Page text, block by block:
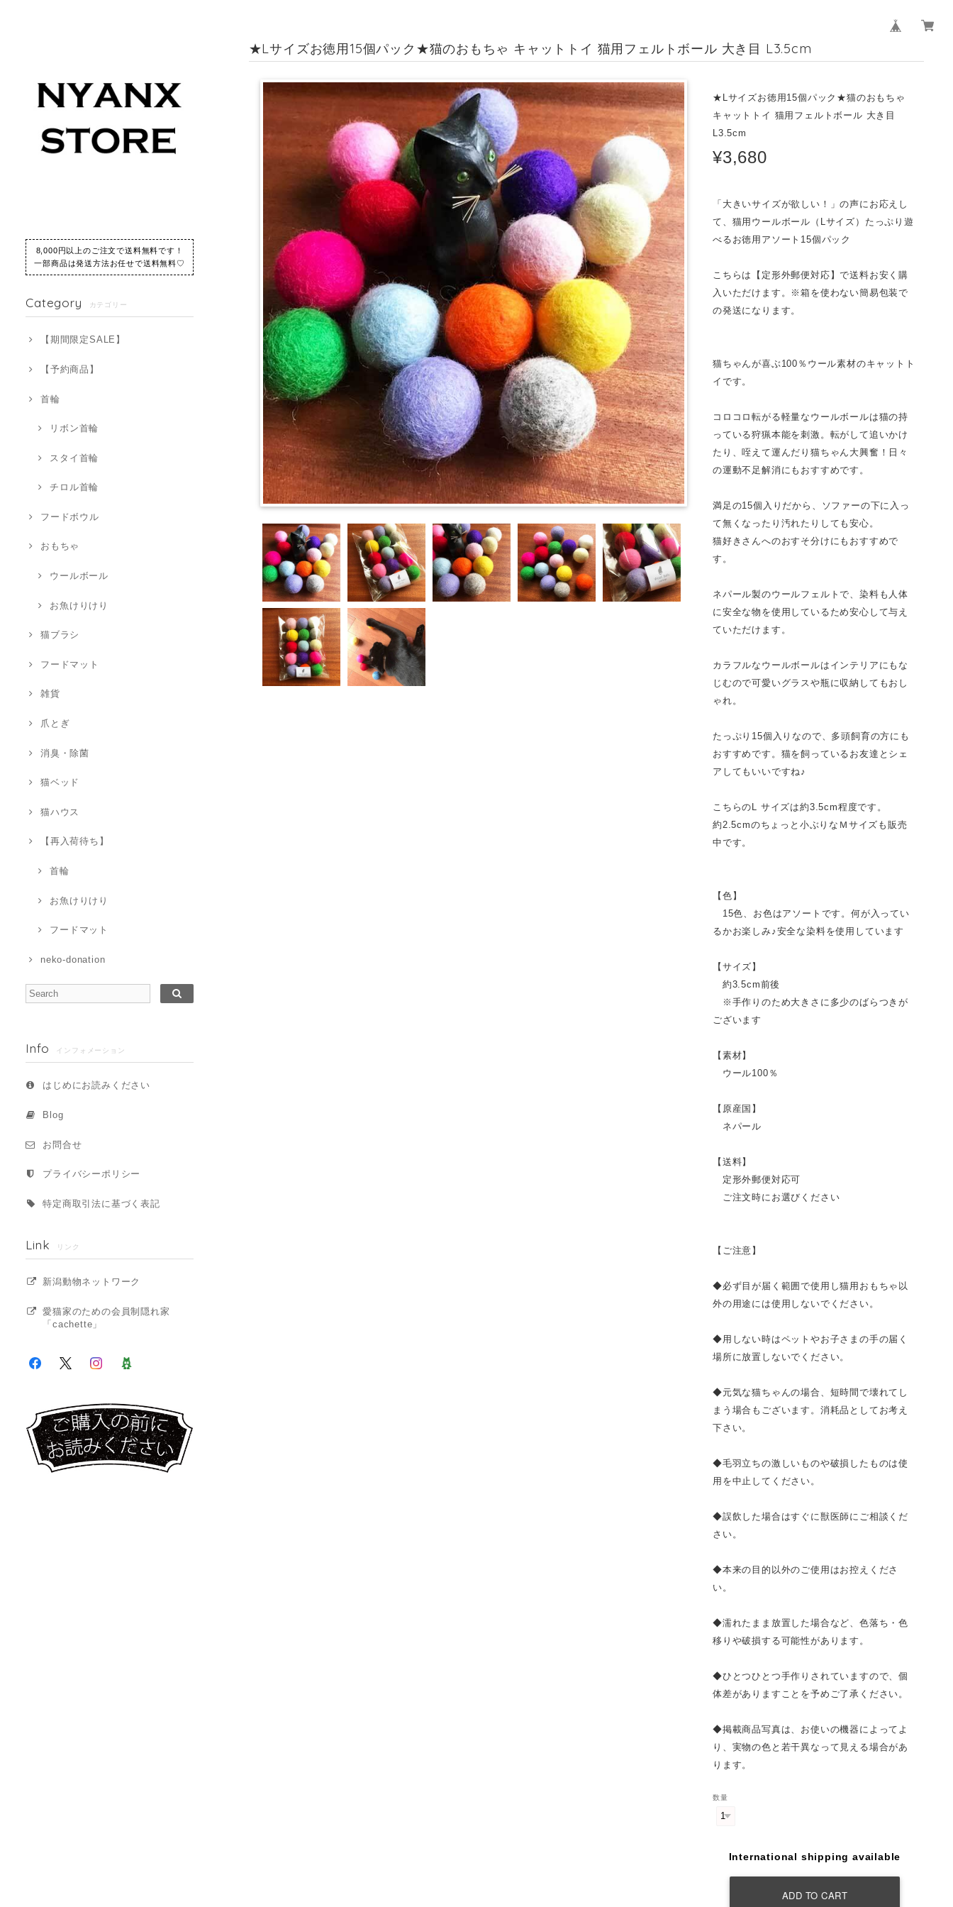
8,000円以上のご注文で送料無料です！
一部商品は発送方法お任せで送料無料♡
Category カテゴリー
【期間限定SALE】
【予約商品】
首輪
リボン首輪
スタイ首輪
チロル首輪
フードボウル
おもちゃ
ウールボール
お魚けりけり
猫ブラシ
フードマット
雑貨
爪とぎ
消臭・除菌
猫ベッド
猫ハウス
【再入荷待ち】
首輪
お魚けりけり
フードマット
neko-donation
Info インフォメーション
はじめにお読みください
Blog
お問合せ
プライバシーポリシー
特定商取引法に基づく表記
Link リンク
新潟動物ネットワーク
愛猫家のための会員制隠れ家
「cachette」
★Lサイズお徳用15個パック★猫のおもちゃ キャットトイ 猫用フェルトボール 大き目 L3.5cm
★Lサイズお徳用15個パック★猫のおもちゃ
キャットトイ 猫用フェルトボール 大き目
L3.5cm
¥3,680
「大きいサイズが欲しい！」の声にお応えし
て、猫用ウールボール（Lサイズ）たっぷり遊
べるお徳用アソート15個パック
こちらは【定形外郵便対応】で送料お安く購
入いただけます。※箱を使わない簡易包装で
の発送になります。
猫ちゃんが喜ぶ100％ウール素材のキャットト
イです。
コロコロ転がる軽量なウールボールは猫の持
っている狩猟本能を刺激。転がして追いかけ
たり、咥えて運んだり猫ちゃん大興奮！日々
の運動不足解消にもおすすめです。
満足の15個入りだから、ソファーの下に入っ
て無くなったり汚れたりしても安心。
猫好きさんへのおすそ分けにもおすすめで
す。
ネパール製のウールフェルトで、染料も人体
に安全な物を使用しているため安心して与え
ていただけます。
カラフルなウールボールはインテリアにもな
じむので可愛いグラスや瓶に収納してもおし
ゃれ。
たっぷり15個入りなので、多頭飼育の方にも
おすすめです。猫を飼っているお友達とシェ
アしてもいいですね♪
こちらのL サイズは約3.5cm程度です。
約2.5cmのちょっと小ぶりなＭサイズも販売
中です。
【色】
15色、お色はアソートです。何が入ってい
るかお楽しみ♪安全な染料を使用しています
【サイズ】
約3.5cm前後
※手作りのため大きさに多少のばらつきが
ございます
【素材】
ウール100％
【原産国】
ネパール
【送料】
定形外郵便対応可
ご注文時にお選びください
【ご注意】
◆必ず目が届く範囲で使用し猫用おもちゃ以
外の用途には使用しないでください。
◆用しない時はペットやお子さまの手の届く
場所に放置しないでください。
◆元気な猫ちゃんの場合、短時間で壊れてし
まう場合もございます。消耗品としてお考え
下さい。
◆毛羽立ちの激しいものや破損したものは使
用を中止してください。
◆誤飲した場合はすぐに獣医師にご相談くだ
さい。
◆本来の目的以外のご使用はお控えくださ
い。
◆濡れたまま放置した場合など、色落ち・色
移りや破損する可能性があります。
◆ひとつひとつ手作りされていますので、個
体差がありますことを予めご了承ください。
◆掲載商品写真は、お使いの機器によってよ
り、実物の色と若干異なって見える場合があ
ります。
数量
International shipping available
ADD TO CART